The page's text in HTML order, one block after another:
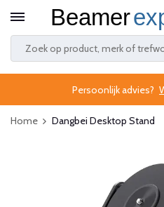
Persoonlijk advies?
Home Dangbei Desktop Stand